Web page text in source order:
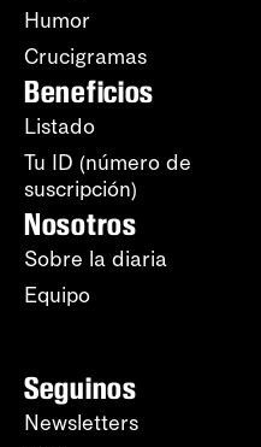
Humor
Crucigramas
Beneficios
Listado
Tu ID (número de
suscripción)
Nosotros
Sobre la diaria
Equipo
Seguinos
Newsletters